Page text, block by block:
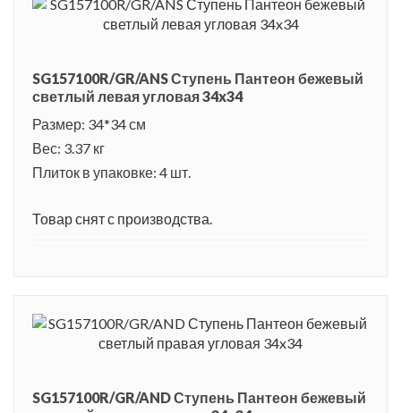
SG157100R/GR/ANS Ступень Пантеон бежевый
светлый левая угловая 34x34
Размер: 34*34 см
Вес: 3.37 кг
Плиток в упаковке: 4 шт.
Товар снят с производства.
SG157100R/GR/AND Ступень Пантеон бежевый